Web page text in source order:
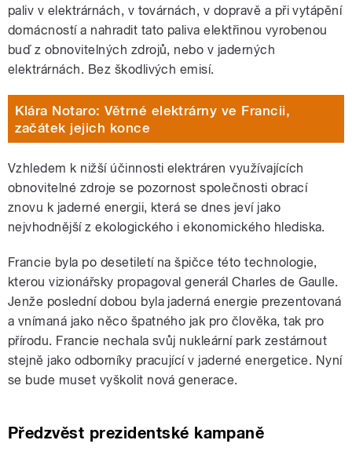
paliv v elektrárnách, v továrnách, v dopravě a při vytápění
domácností a nahradit tato paliva elektřinou vyrobenou
buď z obnovitelných zdrojů, nebo v jaderných
elektrárnách. Bez škodlivých emisí.
Klára Notaro: Větrné elektrárny ve Francii,
začátek jejich konce
Vzhledem k nižší účinnosti elektráren využívajících
obnovitelné zdroje se pozornost společnosti obrací
znovu k jaderné energii, která se dnes jeví jako
nejvhodnější z ekologického i ekonomického hlediska.
Francie byla po desetiletí na špičce této technologie,
kterou vizionářsky propagoval generálCharles de Gaulle.
Jenže poslední dobou byla jaderná energie prezentovaná
a vnímaná jako něco špatného jak pro člověka, tak pro
přírodu. Francie nechala svůj nukleární park zestárnout
stejně jako odborníky pracující v jaderné energetice. Nyní
se bude muset vyškolit nová generace.
Předzvěst prezidentské kampaně